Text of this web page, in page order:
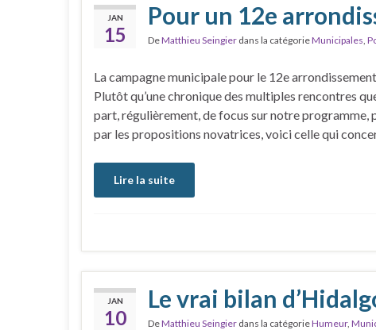
JAN
15
Pour un 12e
DeMatthieu Seingier dans la catégorieMunicipales,
La campagne municipale pour le 12e
Plutôt qu’une chronique des multiples rencontres
part, régulièrement, de focus sur notre
par les propositions novatrices, voici celle qui
Lire la suite
JAN
10
Le vrai bilan
DeMatthieu Seingier dans la catégorieHumeur,